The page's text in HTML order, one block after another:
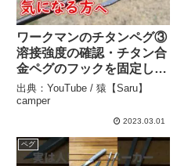
ワークマンのチタンペグ③
溶接強度の確認・チタン合
金ペグのフックを固定して
いる溶接はどのぐらい強
い？ – 猿【Saru】camper
出典：YouTube / 猿【Saru】
camper
2023.03.01
ペグ